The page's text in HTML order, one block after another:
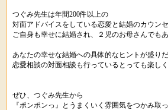
つぐみ先生は年間200件以上の
対面アドバイスをしている恋愛と結婚のカウンセ
ご自身も幸せに結婚され、２児のお母さんでもあ
あなたの幸せな結婚への具体的なヒントが盛り
恋愛相談の対面相談も行っているとっても楽し
ぜひ、つぐみ先生から
『ポンポンっ』とうまくいく雰囲気をつかみ取